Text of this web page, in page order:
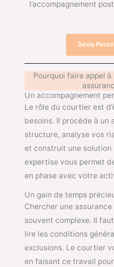
l’accompagnement
Devis
Pourquoi faire appel
Un accompagnement
Le rôle du courtier est
besoins. Il procède à un
structure, analyse vos
et construit une solution
expertise vous permet
en phase avec votre
Un gain de temps
Chercher une
souvent complexe. Il
lire les conditions
exclusions. Le courtier
en faisant ce travail